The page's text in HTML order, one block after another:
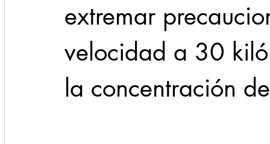
extremar
velocidad a 30
la concentración